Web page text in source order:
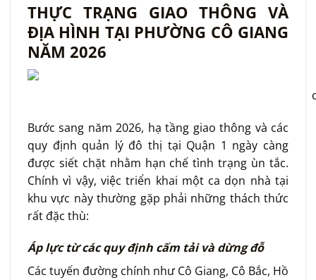
THỰC TRẠNG GIAO THÔNG VÀ
ĐỊA HÌNH TẠI PHƯỜNG CÔ GIANG
NĂM 2026
Bước sang năm 2026, hạ tầng giao thông và các
quy định quản lý đô thị tại Quận 1 ngày càng
được siết chặt nhằm hạn chế tình trạng ùn tắc.
Chính vì vậy, việc triển khai một ca dọn nhà tại
khu vực này thường gặp phải những thách thức
rất đặc thù:
Áp lực từ các quy định cấm tải và dừng đỗ
Các tuyến đường chính như Cô Giang, Cô Bắc, Hồ